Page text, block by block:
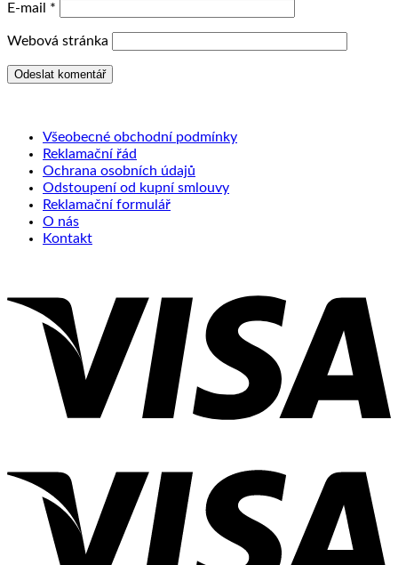
E-mail *
Webová stránka
Všeobecné obchodní podmínky
Reklamační řád
Ochrana osobních údajů
Odstoupení od kupní smlouvy
Reklamační formulář
O nás
Kontakt